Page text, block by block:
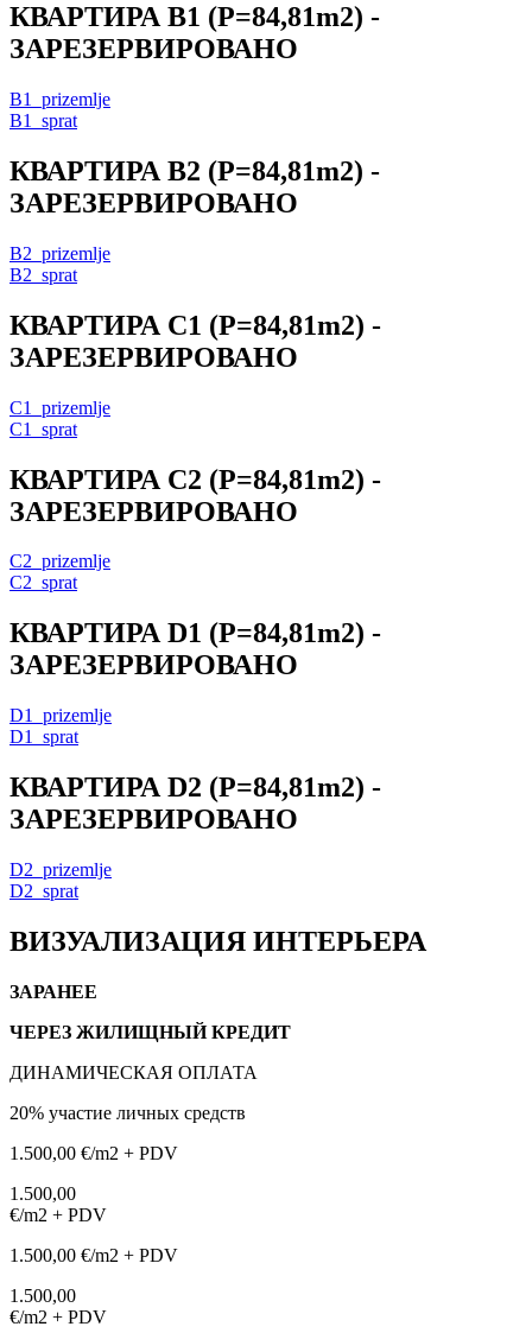
КВАРТИРА B1 (P=84,81m2) -
ЗАРЕЗЕРВИРОВАНО
B1_prizemlje
B1_sprat
КВАРТИРА B2 (P=84,81m2) -
ЗАРЕЗЕРВИРОВАНО
B2_prizemlje
B2_sprat
КВАРТИРА C1 (P=84,81m2) -
ЗАРЕЗЕРВИРОВАНО
C1_prizemlje
C1_sprat
КВАРТИРА C2 (P=84,81m2) -
ЗАРЕЗЕРВИРОВАНО
C2_prizemlje
C2_sprat
КВАРТИРАD1 (P=84,81m2) -
ЗАРЕЗЕРВИРОВАНО
D1_prizemlje
D1_sprat
КВАРТИРА D2 (P=84,81m2) -
ЗАРЕЗЕРВИРОВАНО
D2_prizemlje
D2_sprat
ВИЗУАЛИЗАЦИЯ ИНТЕРЬЕРА
ЗАРАНЕЕ
ЧЕРЕЗ ЖИЛИЩНЫЙ КРЕДИТ
ДИНАМИЧЕСКАЯ ОПЛАТА
20% участие личных средств
1.500,00 €/m2 + PDV
1.500,00
€/m2 + PDV
1.500,00 €/m2 + PDV
1.500,00
€/m2 + PDV